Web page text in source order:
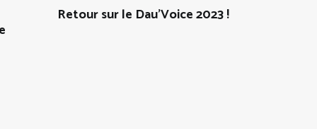
Retour sur le Dau’Voice 2023 !